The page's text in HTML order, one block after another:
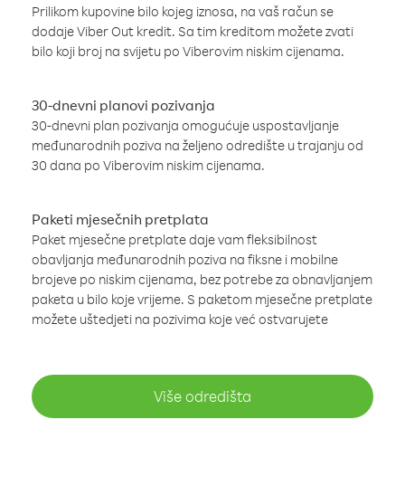
Prilikom kupovine bilo kojeg iznosa, na vaš račun se
dodaje Viber Out kredit. Sa tim kreditom možete zvati
bilo koji broj na svijetu po Viberovim niskim cijenama.
30-dnevni planovi pozivanja
30-dnevni plan pozivanja omogućuje uspostavljanje
međunarodnih poziva na željeno odredište u trajanju od
30 dana po Viberovim niskim cijenama.
Paketi mjesečnih pretplata
Paket mjesečne pretplate daje vam fleksibilnost
obavljanja međunarodnih poziva na fiksne i mobilne
brojeve po niskim cijenama, bez potrebe za obnavljanjem
paketa u bilo koje vrijeme. S paketom mjesečne pretplate
možete uštedjeti na pozivima koje već ostvarujete
Više odredišta